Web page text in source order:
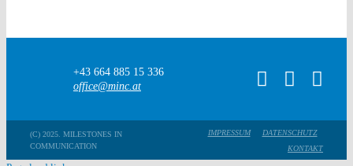
+43 664 885 15 336
office@minc.at
(C) 2025. MILESTONES IN
COMMUNICATION
IMPRESSUM
DATENSCHUTZ
KONTAKT